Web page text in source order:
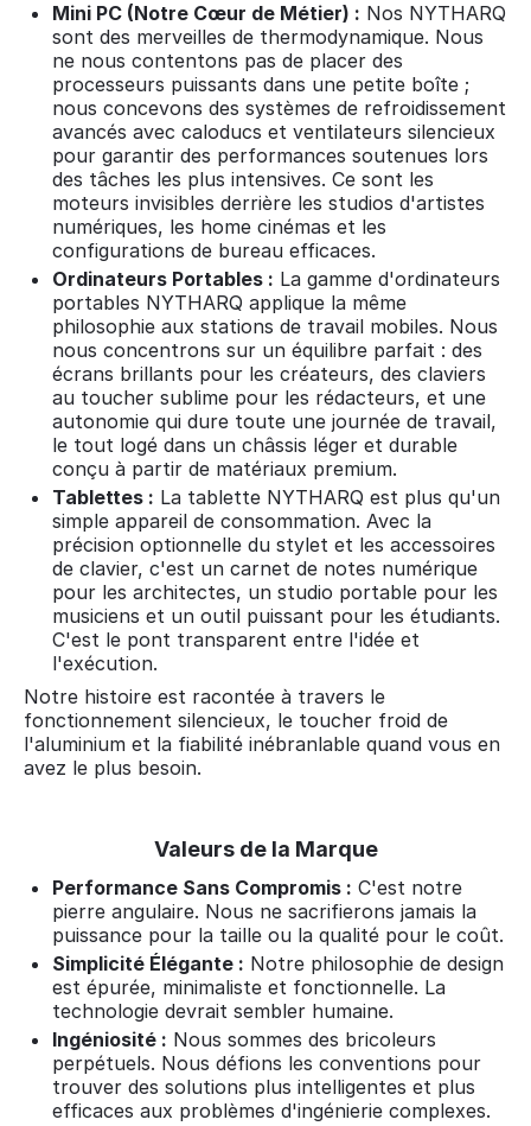
Mini PC (Notre Cœur de Métier) : Nos NYTHARQ
sont des merveilles de thermodynamique. Nous
ne nous contentons pas de placer des
processeurs puissants dans une petite boîte ;
nous concevons des systèmes de refroidissement
avancés avec caloducs et ventilateurs silencieux
pour garantir des performances soutenues lors
des tâches les plus intensives. Ce sont les
moteurs invisibles derrière les studios d'artistes
numériques, les home cinémas et les
configurations de bureau efficaces.
Ordinateurs Portables : La gamme d'ordinateurs
portables NYTHARQ applique la même
philosophie aux stations de travail mobiles. Nous
nous concentrons sur un équilibre parfait : des
écrans brillants pour les créateurs, des claviers
au toucher sublime pour les rédacteurs, et une
autonomie qui dure toute une journée de travail,
le tout logé dans un châssis léger et durable
conçu à partir de matériaux premium.
Tablettes : La tablette NYTHARQ est plus qu'un
simple appareil de consommation. Avec la
précision optionnelle du stylet et les accessoires
de clavier, c'est un carnet de notes numérique
pour les architectes, un studio portable pour les
musiciens et un outil puissant pour les étudiants.
C'est le pont transparent entre l'idée et
l'exécution.
Notre histoire est racontée à travers le
fonctionnement silencieux, le toucher froid de
l'aluminium et la fiabilité inébranlable quand vous en
avez le plus besoin.
Valeurs de la Marque
Performance Sans Compromis : C'est notre
pierre angulaire. Nous ne sacrifierons jamais la
puissance pour la taille ou la qualité pour le coût.
Simplicité Élégante : Notre philosophie de design
est épurée, minimaliste et fonctionnelle. La
technologie devrait sembler humaine.
Ingéniosité : Nous sommes des bricoleurs
perpétuels. Nous défions les conventions pour
trouver des solutions plus intelligentes et plus
efficaces aux problèmes d'ingénierie complexes.